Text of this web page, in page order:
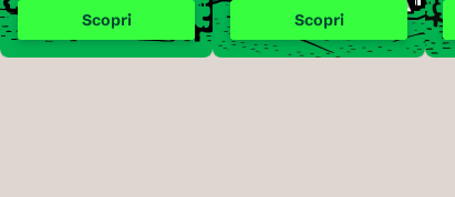
Scopri Scopri